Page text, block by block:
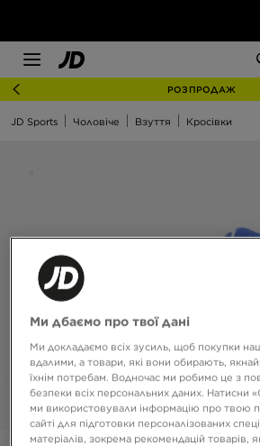
РОЗПРОДАЖ
JD Sports Чоловіче Взуття Кросівки
Ми дбаємо про твої дані
Ми докладаємо всіх зусиль, щоб покупки
вдалими, а товари, які вони обирають,
їхнім потребам. Водночас ми робимо це з
безпеки всіх персональних даних. Натисни
ми використовували інформацію про твою
сайті для підготовки персоналізованих
матеріалів, зокрема рекомендацій товарів,